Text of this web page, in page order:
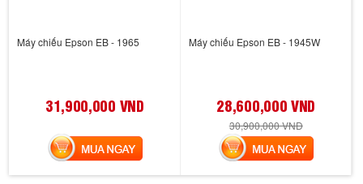
Máy chiếu Epson EB - 1965
31,900,000 VND
MUA NGAY
Máy chiếu Epson EB - 1945W
28,600,000 VND
30,900,000 VND
MUA NGAY